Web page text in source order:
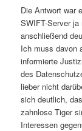
Die Antwort war
SWIFT-Server
anschließend
Ich muss davon
informierte
des
lieber nicht
sich deutlich,
zahnlose Tiger
Interessen